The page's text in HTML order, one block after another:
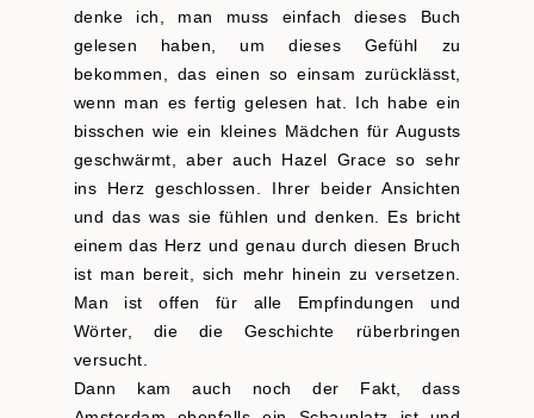
denke ich, man muss einfach dieses Buch
gelesen haben, um dieses Gefühl zu
bekommen, das einen so einsam zurücklässt,
wenn man es fertig gelesen hat. Ich habe ein
bisschen wie ein kleines Mädchen für Augusts
geschwärmt, aber auch Hazel Grace so sehr
ins Herz geschlossen. Ihrer beider Ansichten
und das was sie fühlen und denken. Es bricht
einem das Herz und genau durch diesen Bruch
ist man bereit, sich mehr hinein zu versetzen.
Man ist offen für alle Empfindungen und
Wörter, die die Geschichte rüberbringen
versucht.
Dann kam auch noch der Fakt, dass